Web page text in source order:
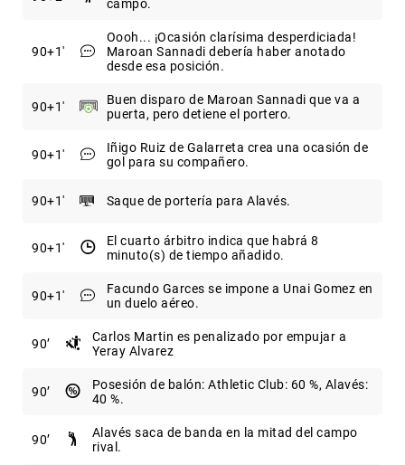
campo.
90+1
Oooh... ¡Ocasión clarísima desperdiciada!
Maroan Sannadi debería haber anotado
desde esa posición.
90+1
Buen disparo de Maroan Sannadi que va a
puerta, pero detiene el portero.
90+1
Iñigo Ruiz de Galarreta crea una ocasión de
gol para su compañero.
90+1 Saque de portería para Alavés.
90+1
El cuarto árbitro indica que habrá 8
minuto(s) de tiempo añadido.
90+1
Facundo Garces se impone a Unai Gomez en
un duelo aéreo.
90
Carlos Martin es penalizado por empujar a
Yeray Alvarez
90
Posesión de balón: Athletic Club: 60 %, Alavés:
40 %.
90
Alavés saca de banda en la mitad del campo
rival.